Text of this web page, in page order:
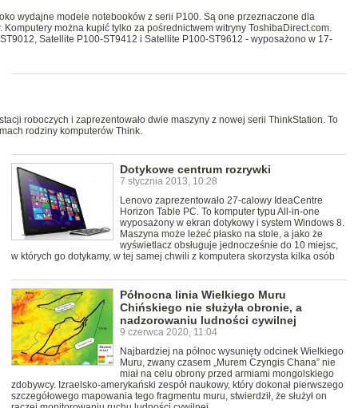
wydajne modele notebooków z serii P100. Są one przeznaczone dla
można kupić tylko za pośrednictwem witryny ToshibaDirect.com.
Satellite P100-ST9412 i Satellite P100-ST9612 - wyposażono w 17-
roboczych i zaprezentowało dwie maszyny z nowej serii ThinkStation. To
rodziny komputerów Think.
Dotykowe centrum rozrywki
7 stycznia 2013, 10:28
Lenovo zaprezentowało 27-calowy IdeaCentre
Horizon Table PC. To komputer typu All-in-one
wyposażony w ekran dotykowy i system Windows 8.
Maszyna może leżeć płasko na stole, a jako że
wyświetlacz obsługuje jednocześnie do 10 miejsc,
w których go dotykamy, w tej samej chwili z komputera skorzysta kilka osób
Północna linia Wielkiego Muru
Chińskiego nie służyła obronie, a
nadzorowaniu ludności cywilnej
9 czerwca 2020, 11:04
Najbardziej na północ wysunięty odcinek Wielkiego
Muru, zwany czasem „Murem Czyngis Chana” nie
miał na celu obrony przed armiami mongolskiego
zdobywcy. Izraelsko-amerykański zespół naukowy, który dokonał pierwszego
szczegółowego mapowania tego fragmentu muru, stwierdził, że służył on